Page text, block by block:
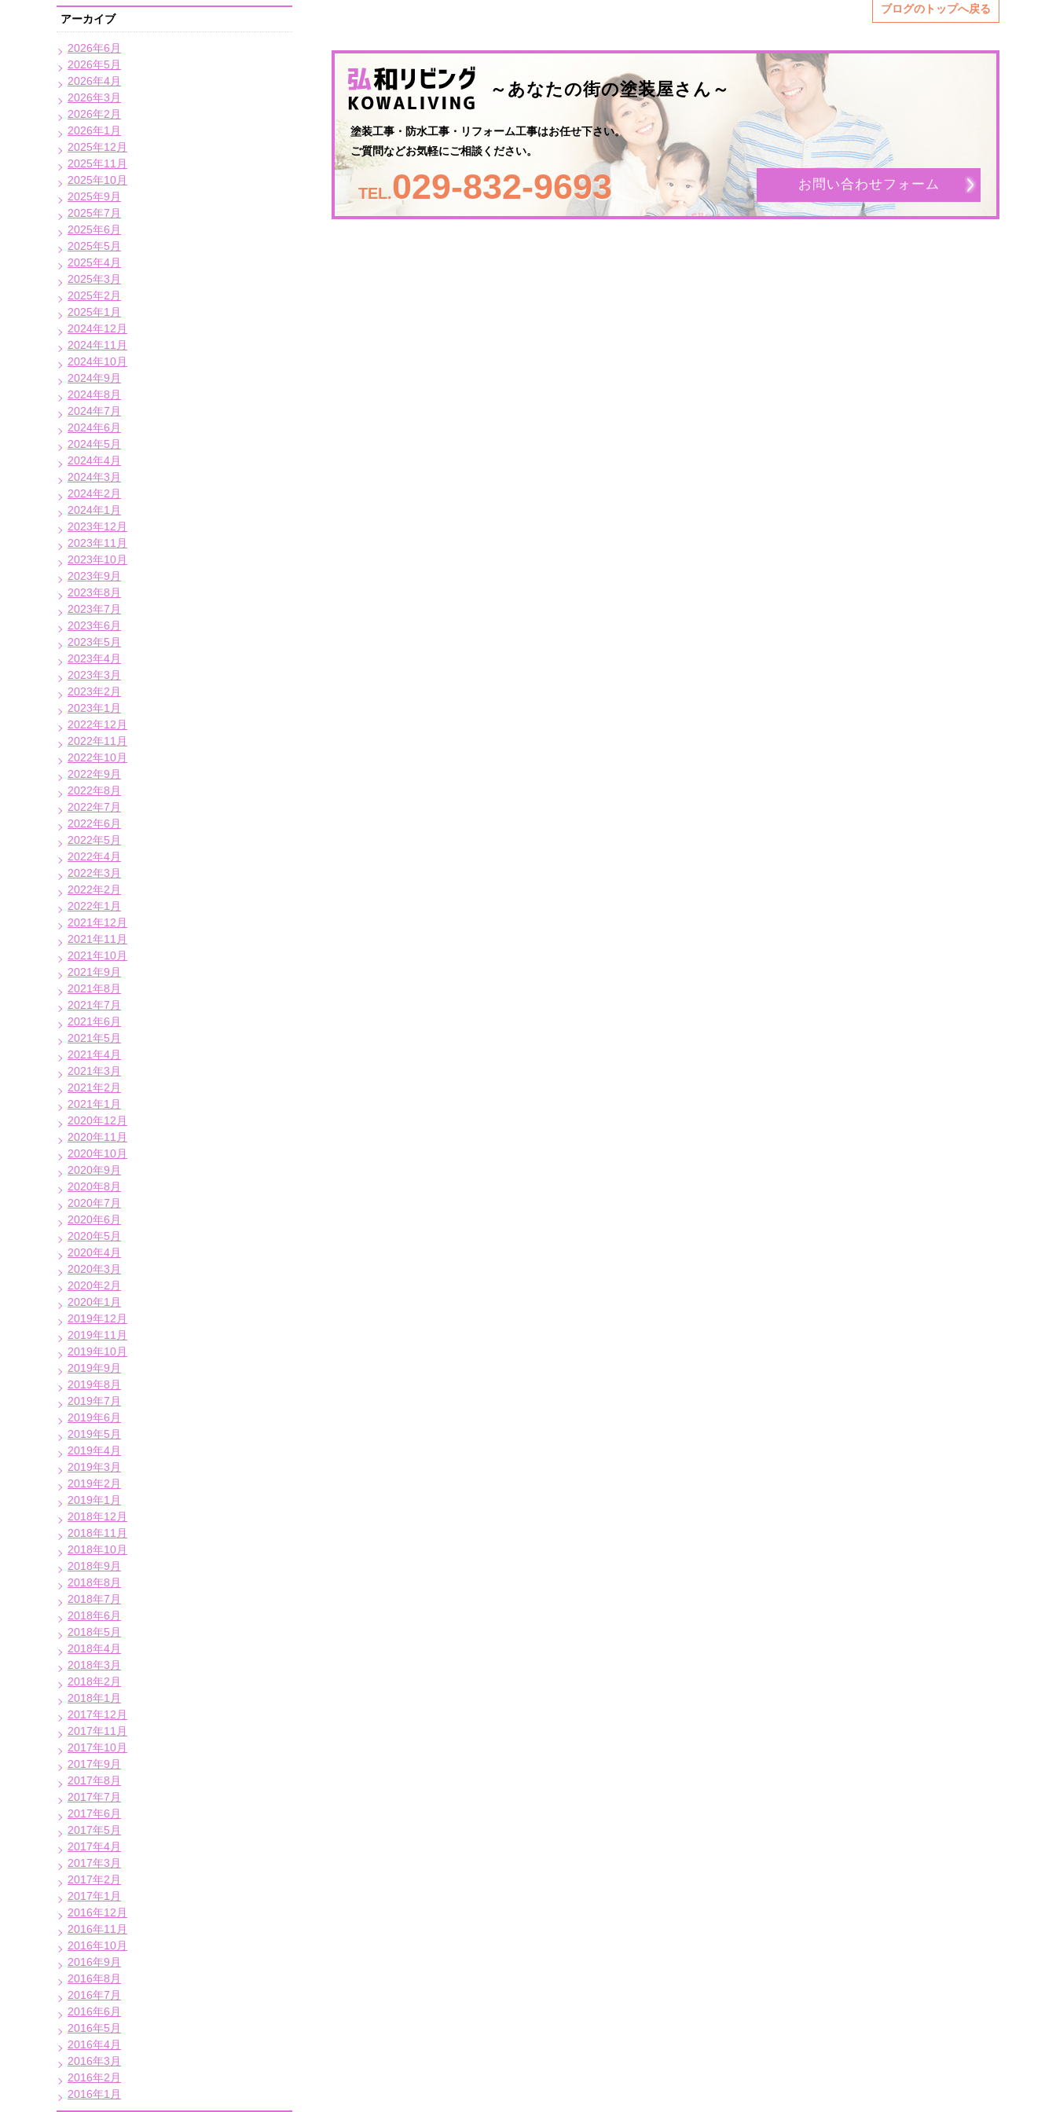
ブログのトップへ戻る
～あなたの街の塗装屋さん～
塗装工事・防水工事・リフォーム工事はお任せ下さい。
ご質問などお気軽にご相談ください。
TEL.029-832-9693 お問い合わせフォーム
アーカイブ
2026年6月
2026年5月
2026年4月
2026年3月
2026年2月
2026年1月
2025年12月
2025年11月
2025年10月
2025年9月
2025年7月
2025年6月
2025年5月
2025年4月
2025年3月
2025年2月
2025年1月
2024年12月
2024年11月
2024年10月
2024年9月
2024年8月
2024年7月
2024年6月
2024年5月
2024年4月
2024年3月
2024年2月
2024年1月
2023年12月
2023年11月
2023年10月
2023年9月
2023年8月
2023年7月
2023年6月
2023年5月
2023年4月
2023年3月
2023年2月
2023年1月
2022年12月
2022年11月
2022年10月
2022年9月
2022年8月
2022年7月
2022年6月
2022年5月
2022年4月
2022年3月
2022年2月
2022年1月
2021年12月
2021年11月
2021年10月
2021年9月
2021年8月
2021年7月
2021年6月
2021年5月
2021年4月
2021年3月
2021年2月
2021年1月
2020年12月
2020年11月
2020年10月
2020年9月
2020年8月
2020年7月
2020年6月
2020年5月
2020年4月
2020年3月
2020年2月
2020年1月
2019年12月
2019年11月
2019年10月
2019年9月
2019年8月
2019年7月
2019年6月
2019年5月
2019年4月
2019年3月
2019年2月
2019年1月
2018年12月
2018年11月
2018年10月
2018年9月
2018年8月
2018年7月
2018年6月
2018年5月
2018年4月
2018年3月
2018年2月
2018年1月
2017年12月
2017年11月
2017年10月
2017年9月
2017年8月
2017年7月
2017年6月
2017年5月
2017年4月
2017年3月
2017年2月
2017年1月
2016年12月
2016年11月
2016年10月
2016年9月
2016年8月
2016年7月
2016年6月
2016年5月
2016年4月
2016年3月
2016年2月
2016年1月